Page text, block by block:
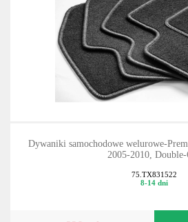
Dywaniki samochodowe welurowe-
2005-2010, Double-
75.TX831522
8-14 dni